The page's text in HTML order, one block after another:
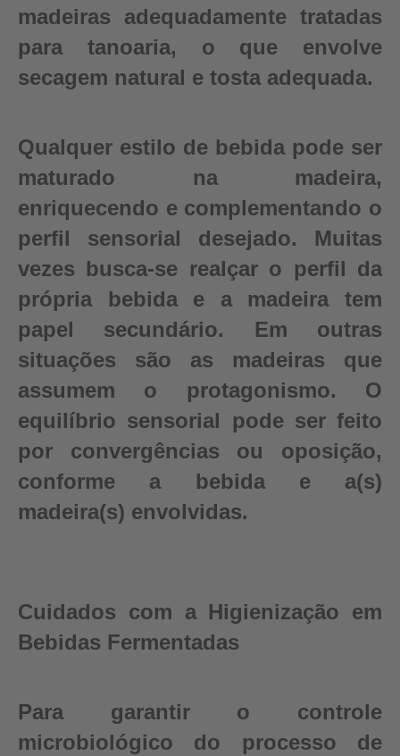
madeiras adequadamente tratadas
para tanoaria, o que envolve
secagem natural e tosta adequada.
Qualquer estilo de bebida pode ser
maturado na madeira,
enriquecendo e complementando o
perfil sensorial desejado. Muitas
vezes busca-se realçar o perfil da
própria bebida e a madeira tem
papel secundário. Em outras
situações são as madeiras que
assumem o protagonismo. O
equilíbrio sensorial pode ser feito
por convergências ou oposição,
conforme a bebida e a(s)
madeira(s) envolvidas.
Cuidados com a Higienização em
Bebidas Fermentadas
Para garantir o controle
microbiológico do processo de